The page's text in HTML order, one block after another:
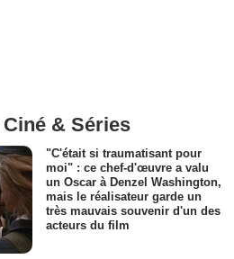
& Séries
"C'était si traumatisant pour
moi" : ce chef-d'œuvre a valu
un Oscar à Denzel Washington,
mais le réalisateur garde un
très mauvais souvenir d'un des
acteurs du film